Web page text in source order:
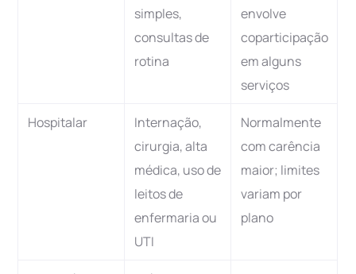
simples,
consultas de
rotina
envolve
coparticipação
em alguns
serviços
Hospitalar
Internação,
cirurgia, alta
médica, uso de
leitos de
enfermaria ou
UTI
Normalmente
com carência
maior; limites
variam por
plano